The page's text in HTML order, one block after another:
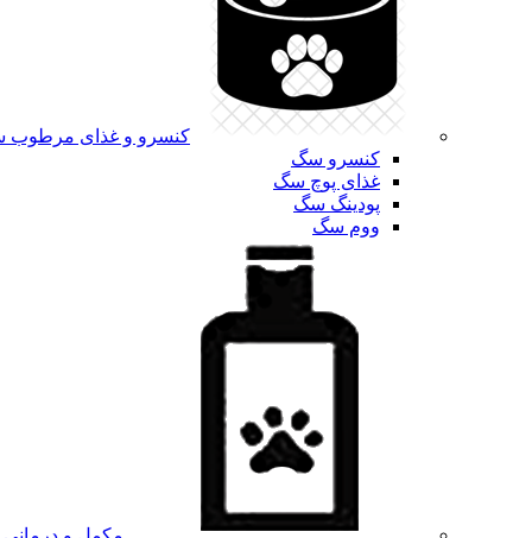
کنسرو و غذای
کنسرو سگ
غذای پوچ سگ
پودینگ سگ
ووم سگ